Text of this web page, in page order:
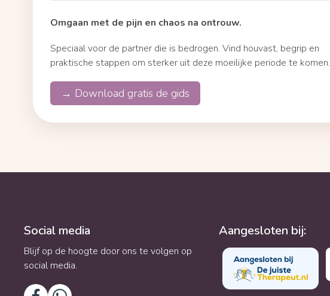
Omgaan met de pijn en chaos na ontrouw.
Speciaal voor de partner die is bedrogen. Vind houvast, begrip en
praktische stappen om sterker uit deze moeilijke periode te komen.
→ Download gratis de gids
Social media
Blijf op de hoogte door ons te volgen op
social media.
Aangesloten bij: